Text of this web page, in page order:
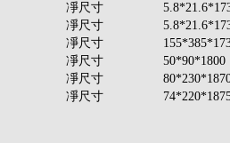
凈尺寸
凈尺寸
凈尺寸
凈尺寸
50*90*1800
凈尺寸
凈尺寸